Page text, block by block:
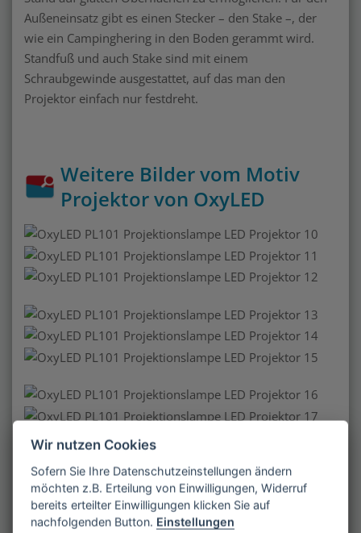
Außeneinsatz gibt es einen Stecker – den Stake –, der
wie ein Campinghering in den Boden gerammt wird.
Standfuß und auch Stake sind mit einem
Schraubgewinde ausgestattet, auf das man den
Projektor einfach nur festdreht.
Weitere Bilder vom Motiv
Projektor von OxyLED
Funktionsweise und
Wir nutzen Cookies
Sofern Sie Ihre Datenschutzeinstellungen ändern
möchten z.B. Erteilung von Einwilligungen, Widerruf
bereits erteilter Einwilligungen klicken Sie auf
nachfolgenden Button. Einstellungen